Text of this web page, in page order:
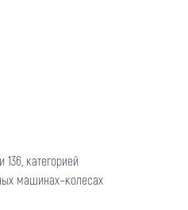
категорией
машинах–колесах